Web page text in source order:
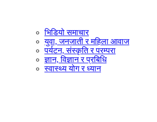
भिडियो समाचार
युवा, जनजाती र महिला आवाज
पर्यटन, संस्कृति र परम्परा
ज्ञान, विज्ञान र प्रबिधि
स्वास्थ्य योग र ध्यान